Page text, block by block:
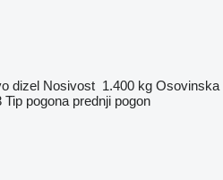
dizel Nosivost 1.400 kg Osovinska
Tip pogona prednji pogon